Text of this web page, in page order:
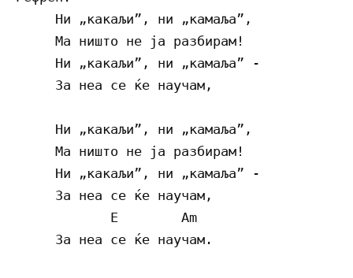
     Ни „какаљи”, ни „камаља”,
     Ма ништо не ја разбирам!
     Ни „какаљи”, ни „камаља” -
     За неа се ќе научам,
     Ни „какаљи”, ни „камаља”,
     Ма ништо не ја разбирам!
     Ни „какаљи”, ни „камаља” -
     За неа се ќе научам,
            E        Am